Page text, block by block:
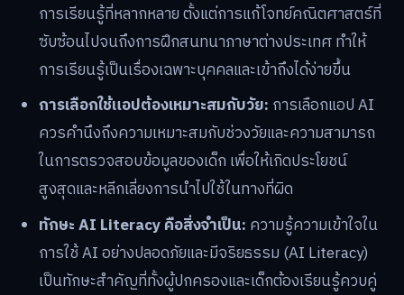
การเรียนรู้ที่หลากหลาย ตั้งแต่การแก้โจทย์คณิตศาสตร์ที่
ซับซ้อนไปจนถึงการฝึกสนทนาภาษาต่างประเทศ ทำให้
การเรียนรู้เป็นเรื่องเฉพาะบุคคลและเข้าถึงได้ง่ายขึ้น
การเลือกใช้แอปต้องเหมาะสมกับวัย: การเลือกแอป AI
ควรคำนึงถึงความเหมาะสมกับช่วงวัยและความสามารถ
ในการตรวจสอบข้อมูลของเด็ก เพื่อให้เกิดประโยชน์
สูงสุดและหลีกเลี่ยงการนำไปใช้ในทางที่ผิด
ทักษะ AI Literacy คือสิ่งจำเป็น: ความรู้ความเข้าใจใน
การใช้ AI อย่างปลอดภัยและมีจริยธรรม (AI Literacy)
เป็นทักษะสำคัญที่ทั้งผู้ปกครองและเด็กต้องเรียนรู้ควบคู่